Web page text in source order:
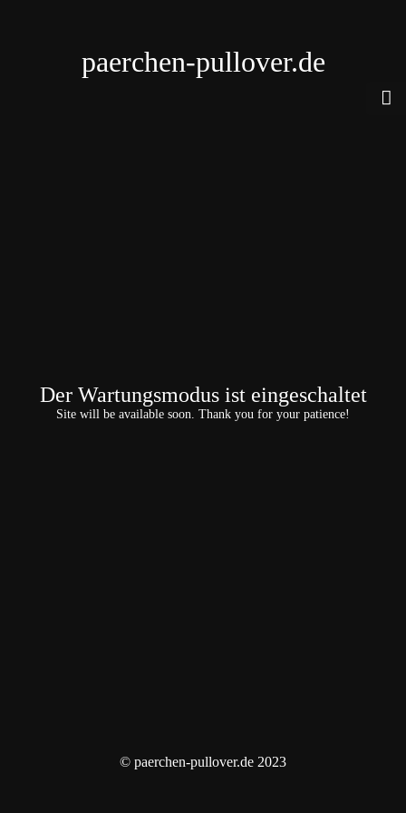
paerchen-pullover.de
Der Wartungsmodus ist eingeschaltet
Site will be available soon. Thank you for your patience!
© paerchen-pullover.de 2023